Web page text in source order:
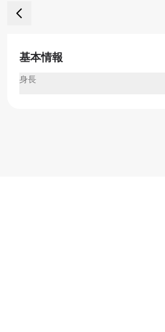
基本情報
身長